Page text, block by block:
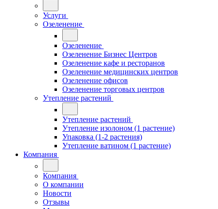
Услуги
Озеленение
Озеленение
Озеленение Бизнес Центров
Озеленение кафе и ресторанов
Озеленение медицинских центров
Озеленение офисов
Озеленение торговых центров
Утепление растений
Утепление растений
Утепление изолоном (1 растение)
Упаковка (1-2 растения)
Утепление ватином (1 растение)
Компания
Компания
О компании
Новости
Отзывы